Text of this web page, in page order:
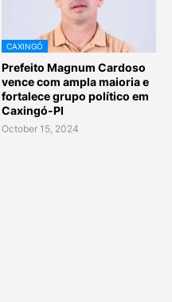
CAXINGÓ
Prefeito Magnum Cardoso
vence com ampla maioria e
fortalece grupo político em
Caxingó-PI
October 15, 2024